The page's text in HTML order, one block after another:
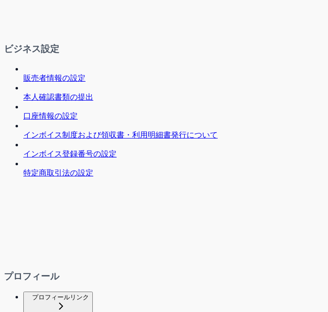
ビジネス設定
販売者情報の設定
本人確認書類の提出
口座情報の設定
インボイス制度および領収書・利用明細書発行について
インボイス登録番号の設定
特定商取引法の設定
プロフィール
プロフィールリンク